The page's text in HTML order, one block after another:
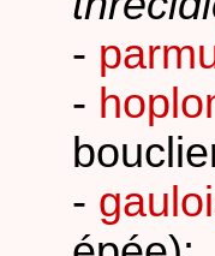
-
-
-